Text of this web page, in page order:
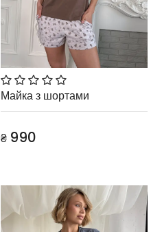
Майка з шортами
₴ 990